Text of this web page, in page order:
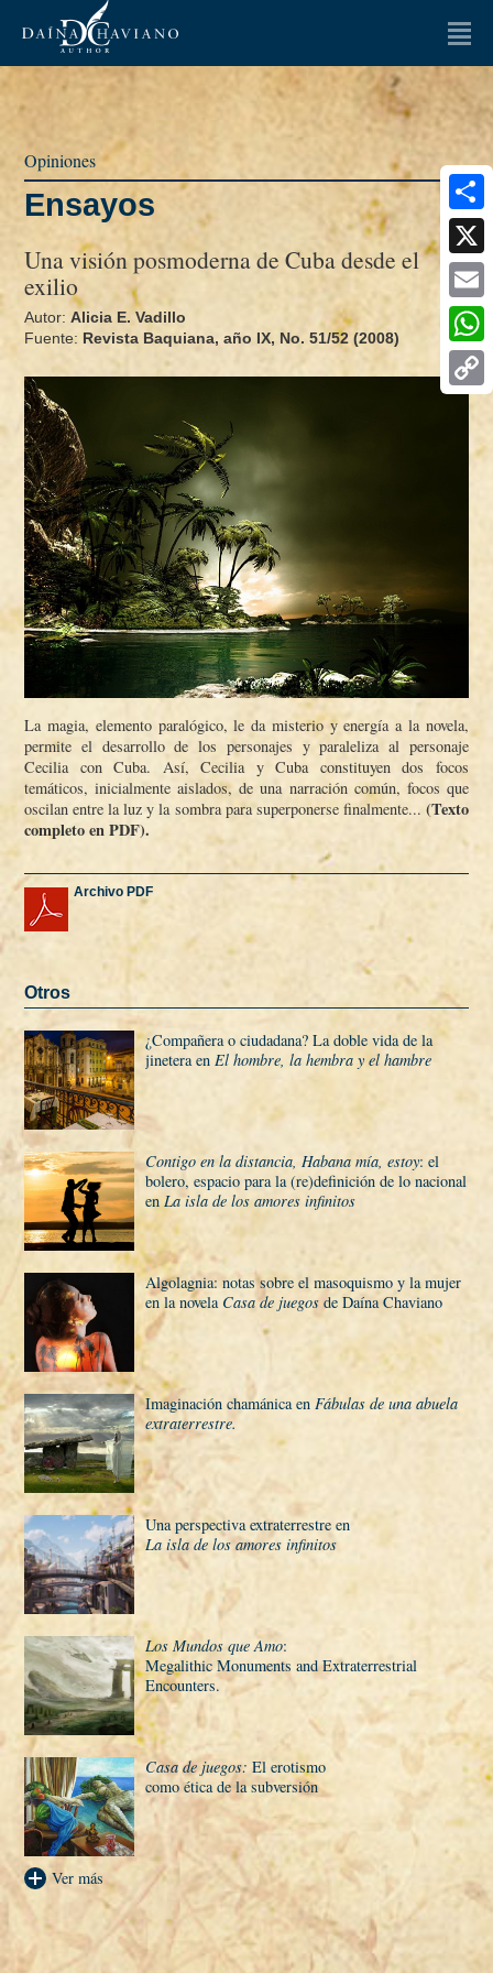
LA AUTORA
Artículos
Ensayos
ENTREVISTAS
CONTACTO
Opiniones
Ensayos
Una visión posmoderna de Cuba desde el
exilio
Autor:Alicia E. Vadillo
Fuente: Revista Baquiana, año IX, No. 51/52 (2008)
La magia, elemento paralógico, le da misterio y energí­a a la novela,
permite el desarrollo de los personajes y paraleliza al personaje
Cecilia con Cuba. Así­, Cecilia y Cuba constituyen dos focos
temáticos, inicialmente aislados, de una narración común, focos que
oscilan entre la luz y la sombra para superponerse finalmente... (Texto
completo en PDF).
Archivo PDF
Otros
¿Compañera o ciudadana? La doble vida de la
jinetera en El hombre, la hembra y el hambre
Contigo en la distancia, Habana mí­a, estoy: el
bolero, espacio para la (re)definición de lo nacional
enLa isla de los amores infinitos
Algolagnia: notas sobre el masoquismo y la mujer
en la novela Casa de juegos de Daí­na Chaviano
Imaginación chamánica en Fábulas de una abuela
extraterrestre.
Una perspectiva extraterrestre en
La isla de los amores infinitos
Los Mundos que Amo:
Megalithic Monuments and Extraterrestrial
Encounters.
Casa de juegos: El erotismo
como ética de la subversión
Ver más
Share
X
Email